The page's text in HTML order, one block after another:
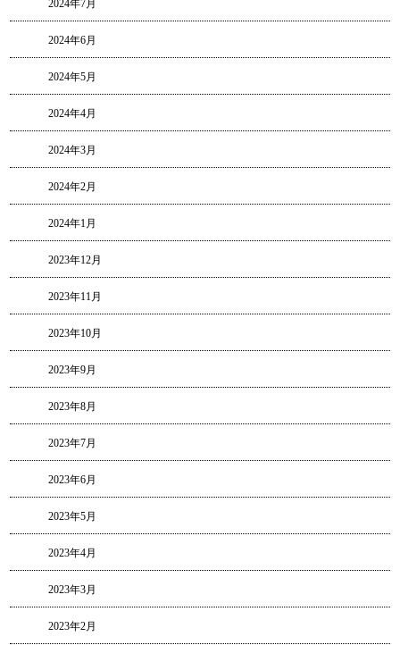
2024年7月
2024年6月
2024年5月
2024年4月
2024年3月
2024年2月
2024年1月
2023年12月
2023年11月
2023年10月
2023年9月
2023年8月
2023年7月
2023年6月
2023年5月
2023年4月
2023年3月
2023年2月